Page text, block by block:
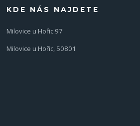
KDE NÁS NAJDETE
Milovice u Hořic 97
Milovice u Hořic, 50801